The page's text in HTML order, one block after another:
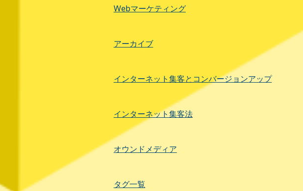
Webマーケティング
アーカイブ
インターネット集客とコンバージョンアップ
インターネット集客法
オウンドメディア
タグ一覧